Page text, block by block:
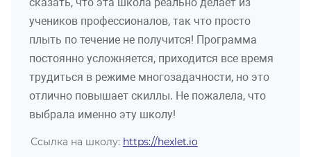
учеников профессионалов, так что просто
плыть по течение не получится! Программа
постоянно усложняется, приходится все время
трудиться в режиме многозадачности, но это
отлично повышает скиллы. Не пожалела, что
выбрала именно эту школу!
Ссылка на школу: https://hexlet.io